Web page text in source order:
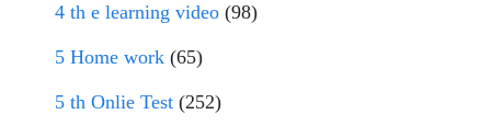
4 th e learning video (98)
5 Home work (65)
5 th Onlie Test (252)